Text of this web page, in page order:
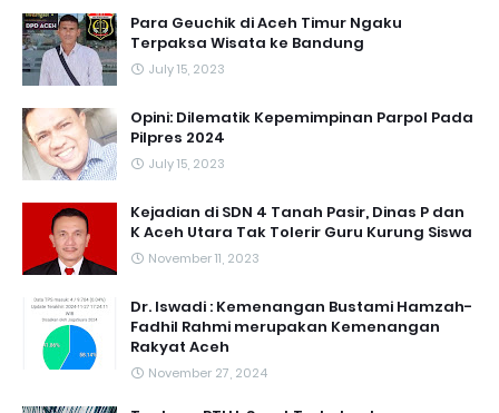
Para Geuchik di Aceh Timur Ngaku
Terpaksa Wisata ke Bandung
July 15, 2023
Opini: Dilematik Kepemimpinan Parpol Pada
Pilpres 2024
July 15, 2023
Kejadian di SDN 4 Tanah Pasir, Dinas P dan
K Aceh Utara Tak Tolerir Guru Kurung Siswa
November 11, 2023
Dr. Iswadi : Kemenangan Bustami Hamzah-
Fadhil Rahmi merupakan Kemenangan
Rakyat Aceh
November 27, 2024